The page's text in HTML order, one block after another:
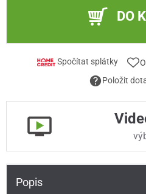
DO
Spočítat splátky
Položit
Popis